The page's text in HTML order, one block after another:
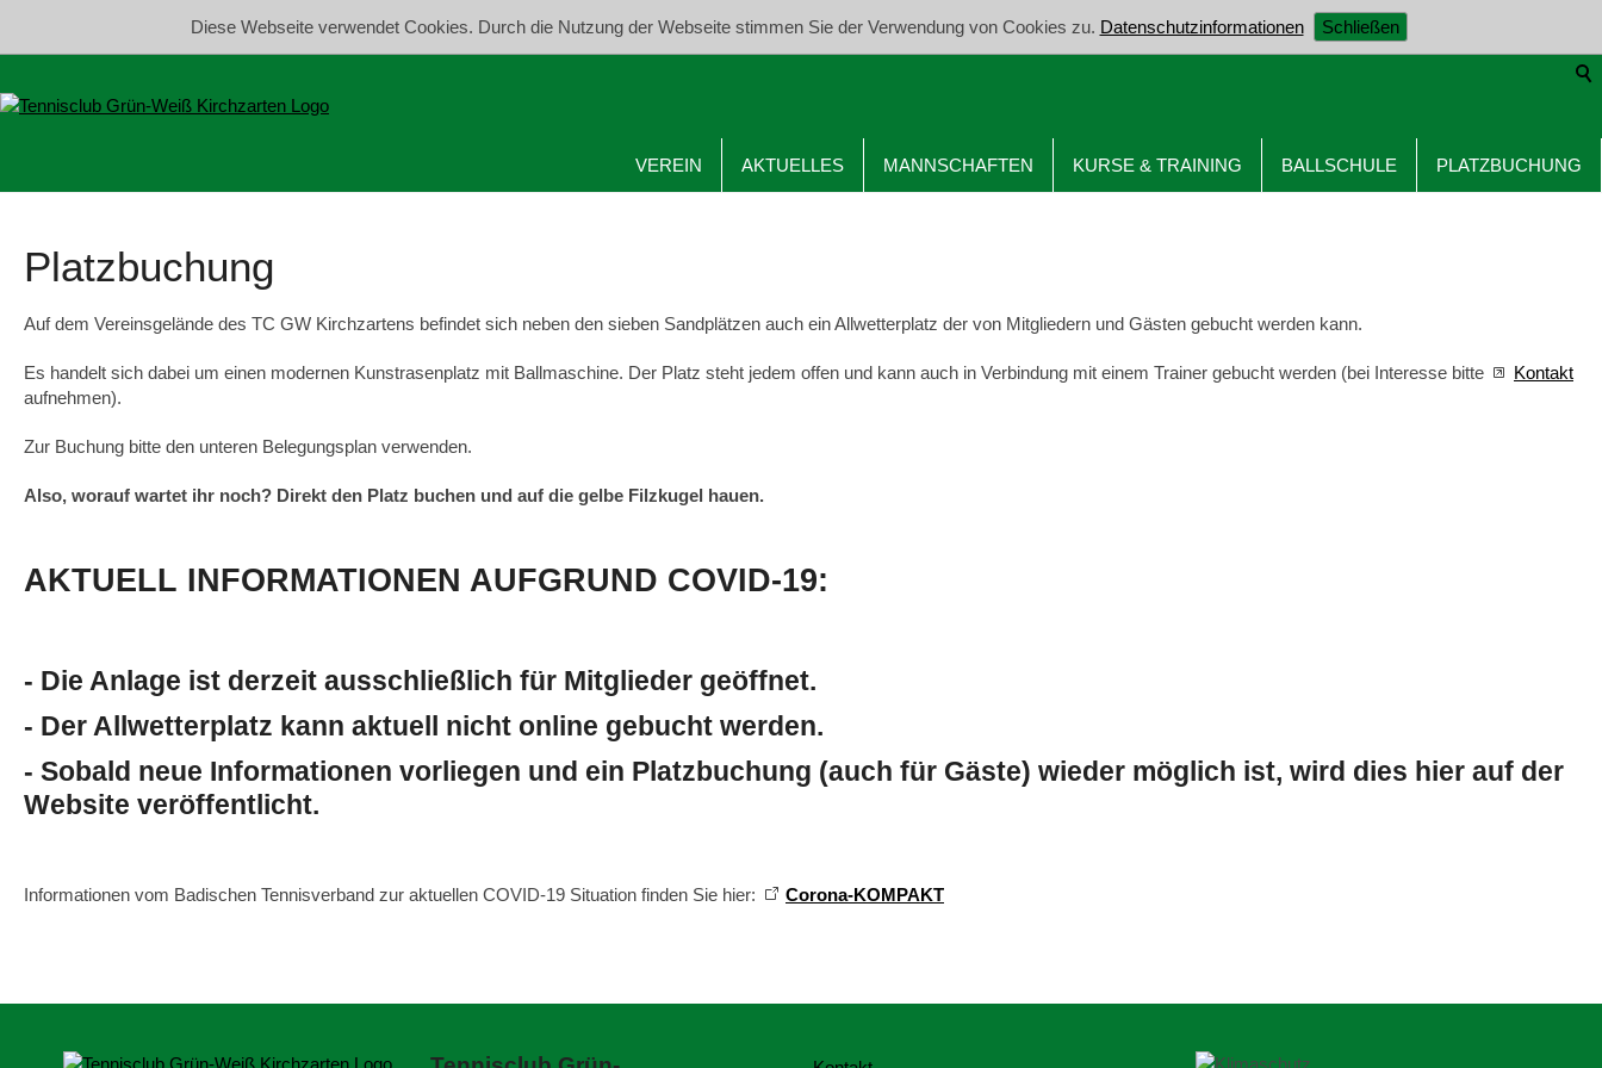
Diese Webseite verwendet Cookies. Durch die Nutzung der Webseite stimmen Sie der Verwendung von Cookies zu. Datenschutzinformationen Schließen
VEREIN AKTUELLES MANNSCHAFTEN KURSE & TRAINING BALLSCHULE PLATZBUCHUNG
Platzbuchung
Auf dem Vereinsgelände des TC GW Kirchzartens befindet sich neben den sieben Sandplätzen auch ein Allwetterplatz der von Mitgliedern und Gästen gebucht werden kann.
Es handelt sich dabei um einen modernen Kunstrasenplatz mit Ballmaschine. Der Platz steht jedem offen und kann auch in Verbindung mit einem Trainer gebucht werden (bei Interesse bitte
Kontakt
aufnehmen).
Zur Buchung bitte den unteren Belegungsplan verwenden.
Also, worauf wartet ihr noch? Direkt den Platz buchen und auf die gelbe Filzkugel hauen.
AKTUELL INFORMATIONEN AUFGRUND COVID-19:
- Die Anlage ist derzeit ausschließlich für Mitglieder geöffnet.
- Der Allwetterplatz kann aktuell nicht online gebucht werden.
- Sobald neue Informationen vorliegen und ein Platzbuchung (auch für Gäste) wieder möglich ist, wird dies hier auf der
Website veröffentlicht.
Informationen vom Badischen Tennisverband zur aktuellen COVID-19 Situation finden Sie hier: Corona-KOMPAKT